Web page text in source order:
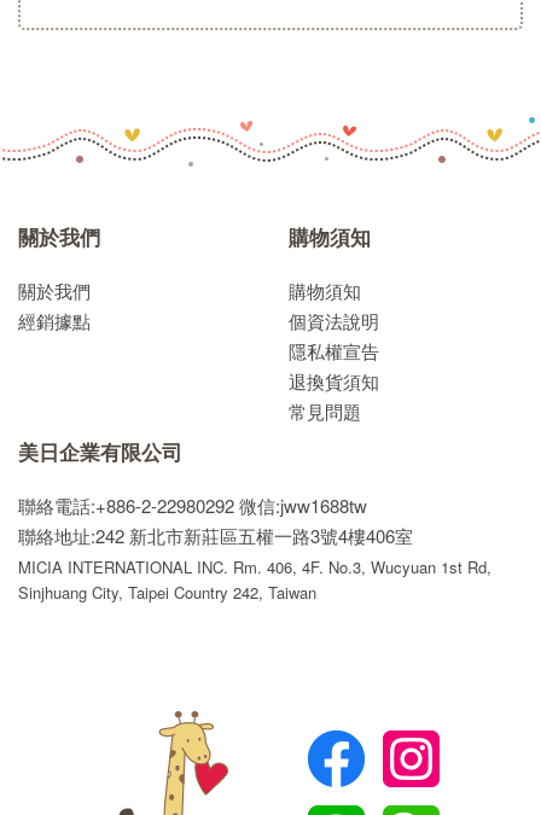
關於我們
關於我們
經銷據點
購物須知
購物須知
個資法說明
隱私權宣告
退換貨須知
常見問題
美日企業有限公司
聯絡電話:+886-2-22980292微信:jww1688tw
聯絡地址:242 新北市新莊區五權一路3號4樓406室
MICIA INTERNATIONAL INC. Rm. 406, 4F. No.3, Wucyuan 1st Rd,
Sinjhuang City, Taipei Country 242, Taiwan